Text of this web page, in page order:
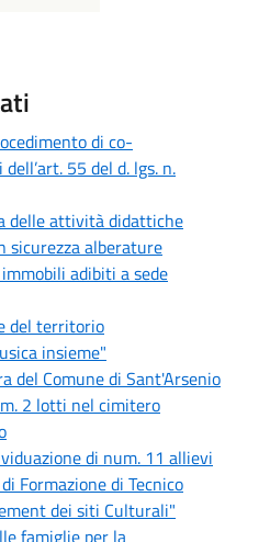
di co-
55 del d. lgs. n.
delle attività didattiche
sicurezza alberature
adibiti a sede
del territorio
insieme"
del Comune di Sant'Arsenio
2 lotti nel cimitero
di num. 11 allievi
Formazione di Tecnico
dei siti Culturali"
famiglie per la